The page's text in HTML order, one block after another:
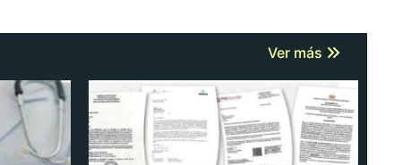
Ver más